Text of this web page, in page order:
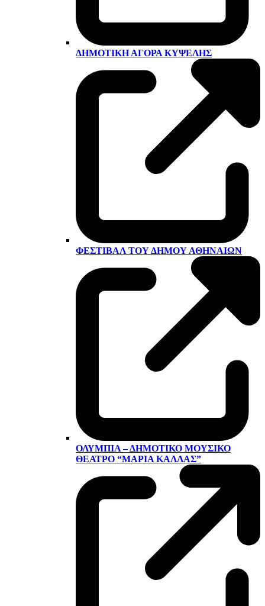
ΔΗΜΟΤΙΚΉ ΑΓΟΡΆ ΚΥΨΈΛΗΣ
ΦΕΣΤΙΒΆΛ ΤΟΥ ΔΉΜΟΥ ΑΘΗΝΑΊΩΝ
ΟΛΎΜΠΙΑ – ΔΗΜΟΤΙΚΌ ΜΟΥΣΙΚΌ
ΘΈΑΤΡΟ “ΜΑΡΊΑ ΚΆΛΛΑΣ”